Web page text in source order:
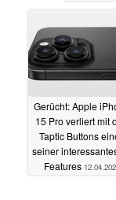
Gerücht: Apple
15 Pro verliert mit
Taptic Buttons
seiner
Features